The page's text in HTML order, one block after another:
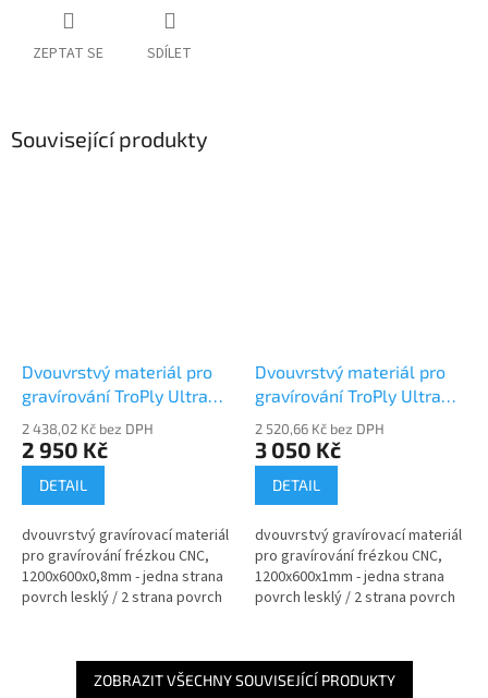
ZEPTAT SE SDÍLET
Související produkty
Dvouvrstvý materiál pro
gravírování TroPly Ultra
2 438,02 Kč bez DPH
2 950 Kč
DETAIL
dvouvrstvý gravírovací materiál
pro gravírování frézkou CNC,
1200x600x0,8mm - jedna strana
povrch lesklý / 2 strana povrch
Dvouvrstvý materiál pro
gravírování TroPly Ultra
2 520,66 Kč bez DPH
3 050 Kč
DETAIL
dvouvrstvý gravírovací materiál
pro gravírování frézkou CNC,
1200x600x1mm - jedna strana
povrch lesklý / 2 strana povrch
ZOBRAZIT VŠECHNY SOUVISEJÍCÍ PRODUKTY